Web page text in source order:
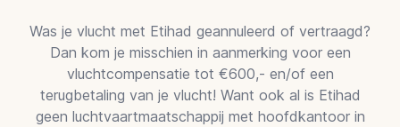
Was je vlucht met Etihad geannuleerd of vertraagd?
Dan kom je misschien in aanmerking voor een
vluchtcompensatie tot €600,- en/of een
terugbetaling van je vlucht! Want ook al is Etihad
geen luchtvaartmaatschappij met hoofdkantoor in